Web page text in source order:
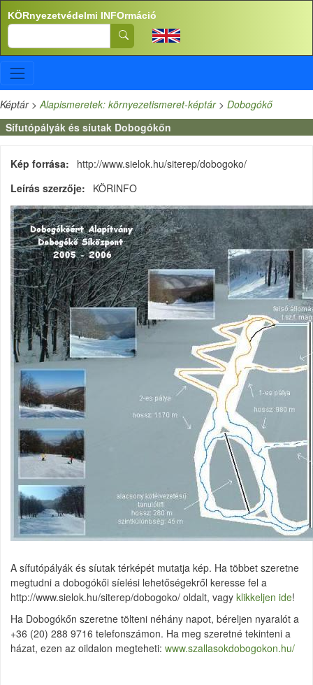
Ugrás a tartalomra
KÖRnyezetvédelmi INFOrmáció
Search
Képtár>Alapismeretek: környezetismeret-képtár> Dobogókő
Sífutópályák és síutak Dobogókőn
Kép forrása
http://www.sielok.hu/siterep/dobogoko/
Leírás szerzője
KÖRINFO
A sífutópályák és síutak térképét mutatja kép. Ha többet szeretne
megtudni a dobogókői síelési lehetőségekről keresse fel a
http://www.sielok.hu/siterep/dobogoko/ oldalt, vagy klikkeljen ide!
Ha Dobogókőn szeretne tölteni néhány napot, béreljen nyaralót a
+36 (20) 288 9716 telefonszámon. Ha meg szeretné tekinteni a
házat, ezen az oildalon megteheti: www.szallasokdobogokon.hu/